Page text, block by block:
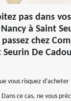
pas dans
à Saint
chez
De
vous risquez d’acheter
ce cas, ne vous